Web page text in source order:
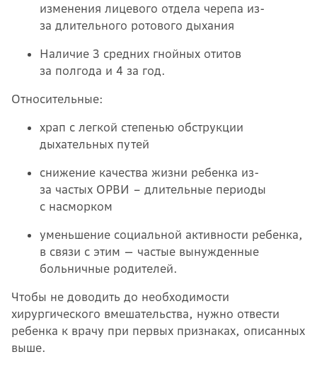
изменения лицевого отдела черепа из-
за длительного ротового дыхания
Наличие 3 средних гнойных отитов
за полгода и 4 за год.
Относительные:
храп с легкой степенью обструкции
дыхательных путей
снижение качества жизни ребенка из-
за частых ОРВИ – длительные периоды
с насморком
уменьшение социальной активности ребенка,
в связи с этим — частые вынужденные
больничные родителей.
Чтобы не доводить до необходимости
хирургического вмешательства, нужно отвести
ребенка к врачу при первых признаках, описанных
выше.